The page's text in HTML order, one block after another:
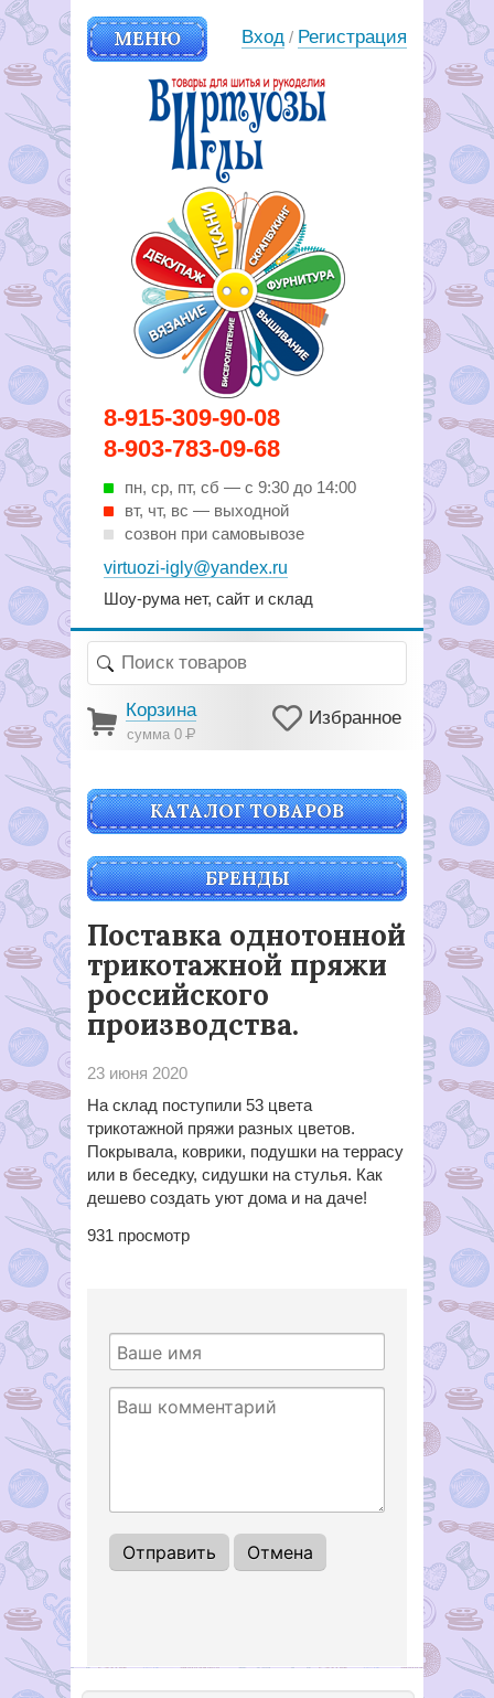
8-915-309-90-08
8-903-783-09-68
пн, ср, пт, cб — с 9:30 до 14:00
вт, чт, вс — выходной
созвон при самовывозе
virtuozi-igly@yandex.ru
Шоу-рума нет, сайт и склад
МЕНЮ
Вирутозы иглы. Товары для
шитья и рукоделья
Вход / Регистрация
Корзина
сумма 0Р
Избранное
КАТАЛОГ ТОВАРОВ
БРЕНДЫ
Поставка однотонной
трикотажной пряжи
российского
производства.
23 июня 2020
На склад поступили 53 цвета
трикотажной пряжи разных цветов.
Покрывала, коврики, подушки на террасу
или в беседку, сидушки на стулья. Как
дешево создать уют дома и на даче!
931 просмотр